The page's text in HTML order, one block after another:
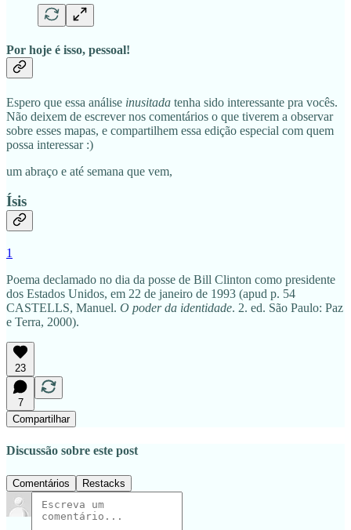
Por hoje é isso, pessoal!
Espero que essa análise inusitada tenha sido interessante pra vocês.
Não deixem de escrever nos comentários o que tiverem a observar
sobre esses mapas, e compartilhem essa edição especial com quem
possa interessar :)
um abraço e até semana que vem,
Ísis
1
Poema declamado no dia da posse de Bill Clinton como presidente
dos Estados Unidos, em 22 de janeiro de 1993 (apud p. 54
CASTELLS, Manuel. O poder da identidade. 2. ed. São Paulo: Paz
e Terra, 2000).
23
7
Compartilhar
Discussão sobre este post
Comentários Restacks